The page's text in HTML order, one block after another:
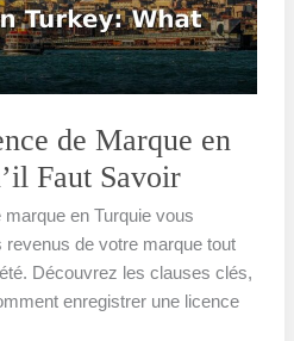
de Marque en
Faut Savoir
en Turquie vous
revenus de votre marque tout
Découvrez les clauses clés,
enregistrer une licence